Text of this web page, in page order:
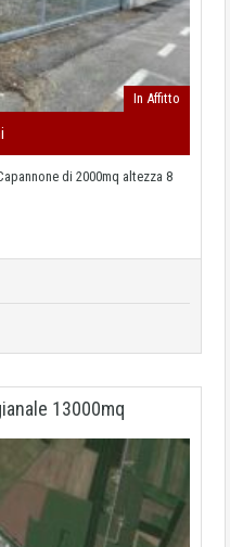
In Affitto
di 2000mq altezza 8
13000mq